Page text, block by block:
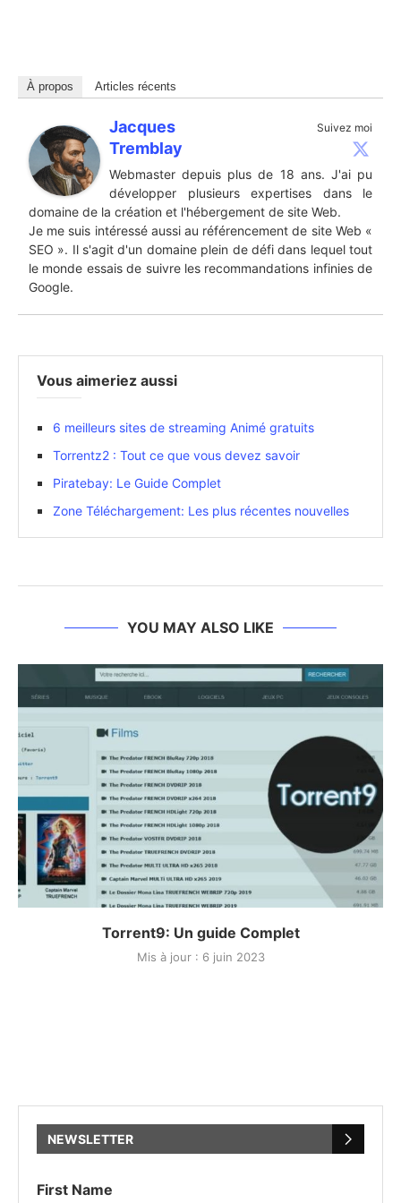
À propos Articles récents
Suivez moi
Jacques
Tremblay
Webmaster depuis plus de 18 ans. J'ai pu
développer plusieurs expertises dans le
domaine de la création et l'hébergement de site Web.
Je me suis intéressé aussi au référencement de site Web «
SEO ». Il s'agit d'un domaine plein de défi dans lequel tout
le monde essais de suivre les recommandations infinies de
Google.
Vous aimeriez aussi
6 meilleurs sites de streaming Animé gratuits
Torrentz2 : Tout ce que vous devez savoir
Piratebay: Le Guide Complet
Zone Téléchargement: Les plus récentes nouvelles
YOU MAY ALSO LIKE
Torrent9: Un guide Complet
Mis à jour : 6 juin 2023
NEWSLETTER
First Name